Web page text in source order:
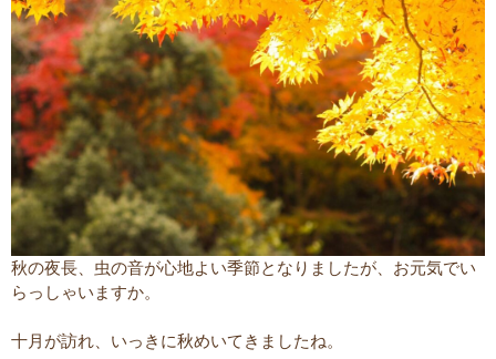
秋の夜長、虫の音が心地よい季節となりましたが、お元気でい
らっしゃいますか。
十月が訪れ、いっきに秋めいてきましたね。